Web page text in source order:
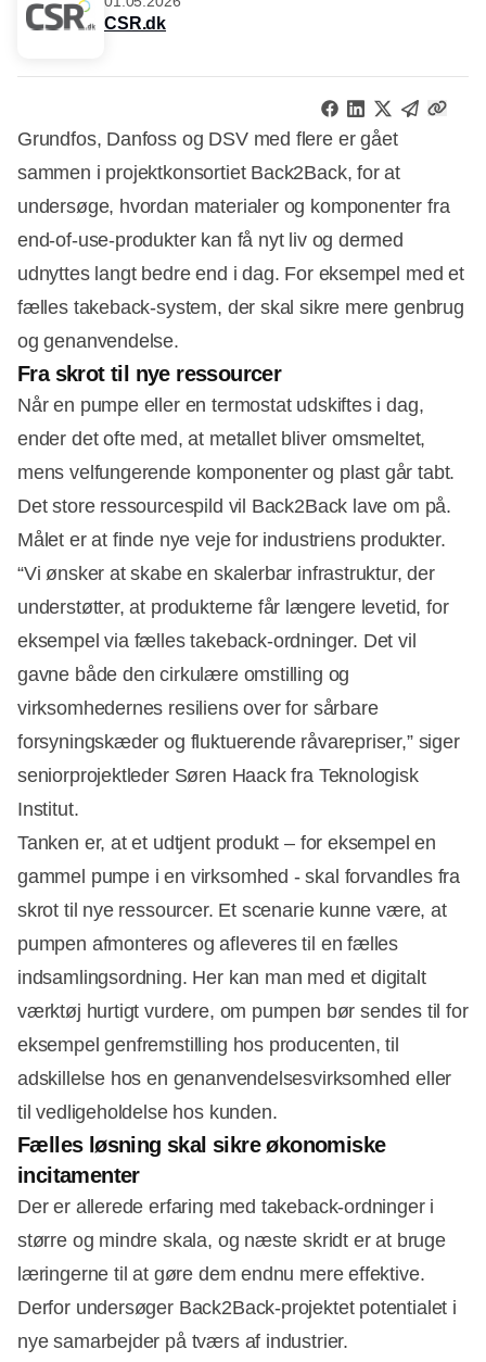
CSR.dk
Grundfos, Danfoss og DSV med flere er gået
sammen i projektkonsortiet Back2Back, for at
undersøge, hvordan materialer og komponenter fra
end-of-use-produkter kan få nyt liv og dermed
udnyttes langt bedre end i dag. For eksempel med et
fælles takeback-system, der skal sikre mere genbrug
og genanvendelse.
Fra skrot til nye ressourcer
Når en pumpe eller en termostat udskiftes i dag,
ender det ofte med, at metallet bliver omsmeltet,
mens velfungerende komponenter og plast går tabt.
Det store ressourcespild vil Back2Back lave om på.
Målet er at finde nye veje for industriens produkter.
“Vi ønsker at skabe en skalerbar infrastruktur, der
understøtter, at produkterne får længere levetid, for
eksempel via fælles takeback-ordninger. Det vil
gavne både den cirkulære omstilling og
virksomhedernes resiliens over for sårbare
forsyningskæder og fluktuerende råvarepriser,” siger
seniorprojektleder Søren Haack fra Teknologisk
Institut.
Tanken er, at et udtjent produkt – for eksempel en
gammel pumpe i en virksomhed - skal forvandles fra
skrot til nye ressourcer. Et scenarie kunne være, at
pumpen afmonteres og afleveres til en fælles
indsamlingsordning. Her kan man med et digitalt
værktøj hurtigt vurdere, om pumpen bør sendes til for
eksempel genfremstilling hos producenten, til
adskillelse hos en genanvendelsesvirksomhed eller
til vedligeholdelse hos kunden.
Fælles løsning skal sikre økonomiske
incitamenter
Der er allerede erfaring med takeback-ordninger i
større og mindre skala, og næste skridt er at bruge
læringerne til at gøre dem endnu mere effektive.
Derfor undersøger Back2Back-projektet potentialet i
nye samarbejder på tværs af industrier.